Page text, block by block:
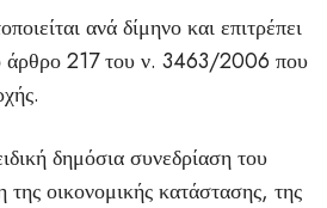
ανά δίμηνο και επιτρέπει
άρθρο 217 του ν. 3463/2006 που
δημόσια συνεδρίαση του
οικονομικής κατάστασης, της